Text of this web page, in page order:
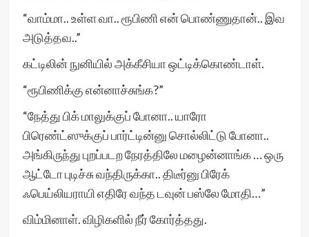
“வாம்மா.. உள்ள வா.. ரூபிணி என் பொண்ணுதான்.. இவ
அடுத்தவ..”
கட்டிலின் நுனியில் அக்கீசியா ஒட்டிக்கொண்டாள்.
“ரூபிணிக்கு என்னாச்சுங்க?”
“நேத்து பிக் மாலுக்குப் போனா.. யாரோ
பிரெண்ட்ஸுக்குப் பார்ட்டின்னு சொல்லிட்டு போனா..
அங்கிருந்து புறப்படற நேரத்திலே மழைன்னாங்க … ஒரு
ஆட்டோ புடிச்சு வந்திருக்கா.. திடீர்னு பிரேக்
ஃபெய்லியராயி எதிரே வந்த டவுன் பஸ்லே மோதி…”
விம்மினாள். விழிகளில் நீர் கோர்த்தது.